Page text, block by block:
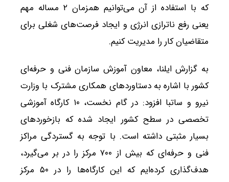
که با استفاده از آن می‌توانیم همزمان ۲ مساله مهم
یعنی رفع ناترازی انرژی و ایجاد فرصت‌های شغلی برای
متقاضیان کار را مدیریت کنیم.
به گزارش ایلنا، معاون آموزش سازمان فنی و حرفه‌ای
کشور با اشاره به دستاوردهای همکاری مشترک با وزارت
نیرو و ساتبا افزود: در گام نخست، ۱۰ کارگاه آموزشی
تخصصی در سطح کشور ایجاد شده که بازخوردهای
بسیار مثبتی داشته است. با توجه به گستردگی مراکز
فنی و حرفه‌ای که بیش از ۷۰۰ مرکز را در بر می‌گیرد،
هدف‌گذاری کرده‌ایم که این کارگاه‌ها را در ۵۰ مرکز